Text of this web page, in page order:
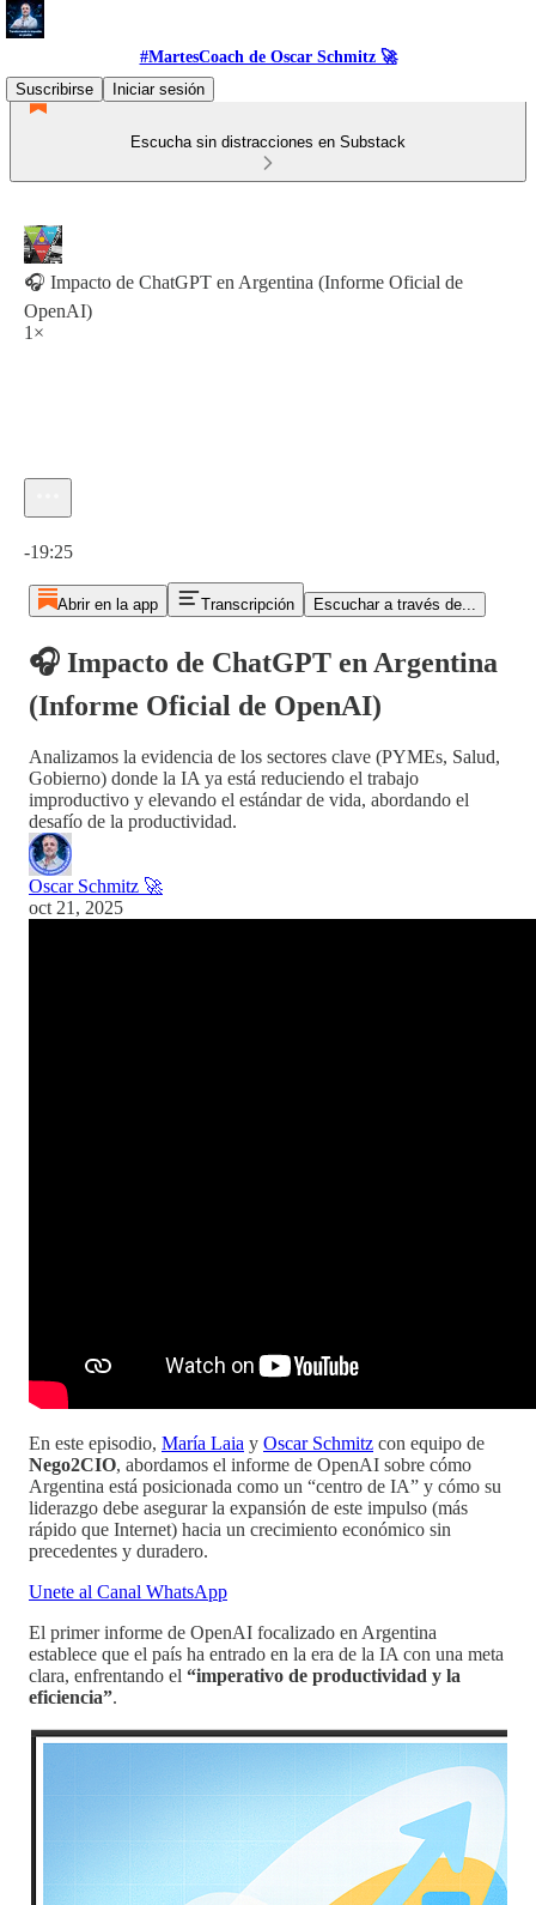
#MartesCoach de Oscar Schmitz 🚀
Suscribirse
Iniciar sesión
Escucha sin distracciones en Substack
🎧 Impacto de ChatGPT en Argentina (Informe Oficial de
OpenAI)
1×
-19:25
Abrir en la app Transcripción Escuchar a través de...
🎧 Impacto de ChatGPT en Argentina
(Informe Oficial de OpenAI)
Analizamos la evidencia de los sectores clave (PYMEs, Salud,
Gobierno) donde la IA ya está reduciendo el trabajo
improductivo y elevando el estándar de vida, abordando el
desafío de la productividad.
Oscar Schmitz 🚀
oct 21, 2025
En este episodio, María Laia y Oscar Schmitz con equipo de
Nego2CIO, abordamos el informe de OpenAI sobre cómo
Argentina está posicionada como un “centro de IA” y cómo su
liderazgo debe asegurar la expansión de este impulso (más
rápido que Internet) hacia un crecimiento económico sin
precedentes y duradero.
Unete al Canal WhatsApp
El primer informe de OpenAI focalizado en Argentina
establece que el país ha entrado en la era de la IA con una meta
clara, enfrentando el “imperativo de productividad y la
eficiencia”.